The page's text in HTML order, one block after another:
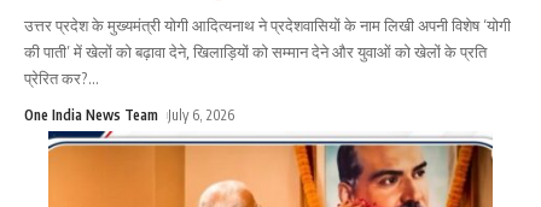
उत्तर प्रदेश के मुख्यमंत्री योगी आदित्यनाथ ने प्रदेशवासियों के नाम लिखी अपनी विशेष ‘योगी
की पाती’ में खेलों को बढ़ावा देने, खिलाड़ियों को सम्मान देने और युवाओं को खेलों के प्रति
प्रेरित कर?...
One India News Team July 6, 2026